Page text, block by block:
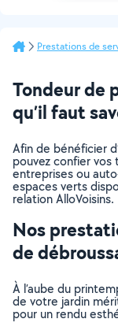
Prestations de
Tondeur de
qu’il faut
Afin de bénéficier
pouvez confier vos
entreprises ou
espaces verts
relation AlloVoisins.
Nos
de
À l’aube du
de votre jardin
pour un rendu